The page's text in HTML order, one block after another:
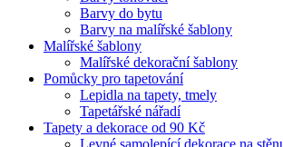
Barvy do bytu
Barvy na malířské šablony
Malířské šablony
Malířské dekorační šablony
Pomůcky pro tapetování
Lepidla na tapety, tmely
Tapetářské nářadí
Tapety a dekorace od 90 Kč
Levné samolepící dekorace na